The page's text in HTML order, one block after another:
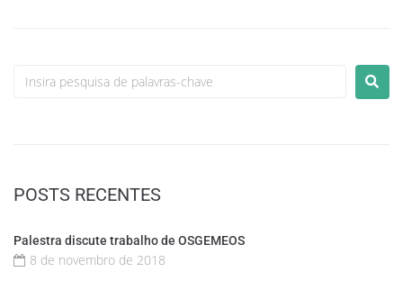
POSTS RECENTES
Palestra discute trabalho de OSGEMEOS
8 de novembro de 2018